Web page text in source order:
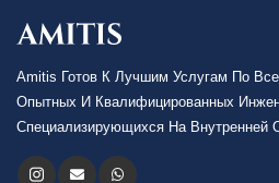
Amitis Готов К Лучшим Услугам По
Опытных И Квалифицированных
Специализирующихся На Внутренней